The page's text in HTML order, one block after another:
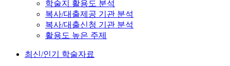
학술지 활용도 분석
복사/대출제공 기관 분석
복사/대출신청 기관 분석
활용도 높은 주제
최신/인기 학술자료